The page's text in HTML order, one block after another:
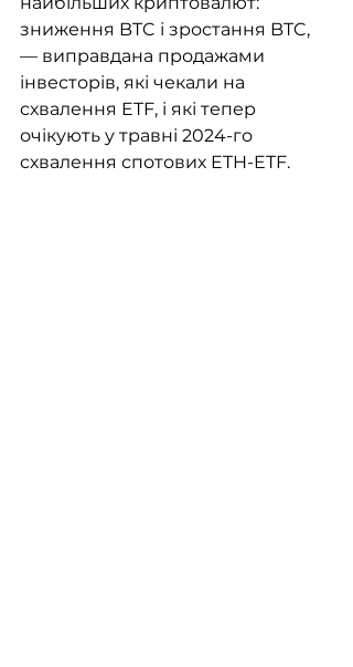
зниження BTC і зростання BTC,
— виправдана продажами
інвесторів, які чекали на
схвалення ETF, і які тепер
очікують у травні 2024-го
схвалення спотових ETH-ETF.